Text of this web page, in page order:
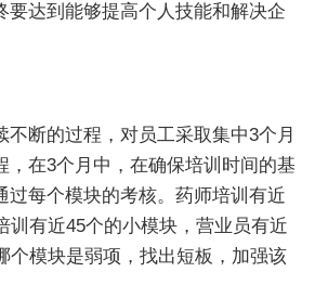
要达到能够提高个人技能和解决企
断的过程，对员工采取集中3个月
，在3个月中，在确保培训时间的基
过每个模块的考核。药师培训有近
训有近45个的小模块，营业员有近
个模块是弱项，找出短板，加强该